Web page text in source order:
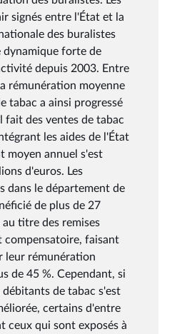
signés entre l'État et la
des buralistes
dynamique forte de
depuis 2003. Entre
rémunération moyenne
tabac a ainsi progressé
fait des ventes de tabac
les aides de l'État
moyen annuel s'est
d'euros. Les
dans le département de
de plus de 27
titre des remises
compensatoire, faisant
leur rémunération
de 45 %. Cependant, si
de tabac s'est
certains d'entre
ceux qui sont exposés à